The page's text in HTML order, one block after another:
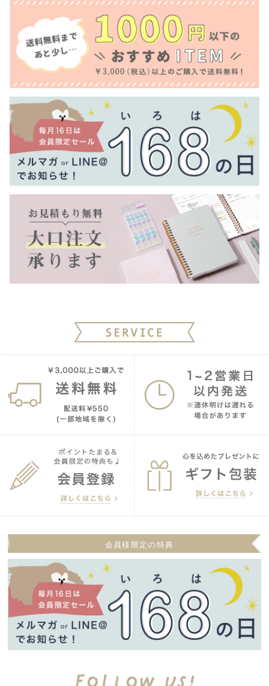
会員様限定の特典